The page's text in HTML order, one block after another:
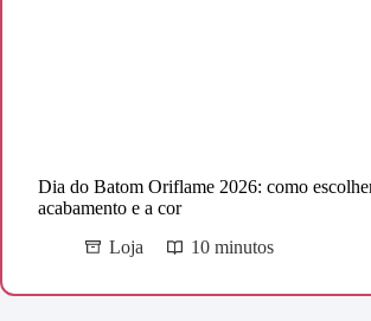
Dia do Batom Oriflame 2026: como
acabamento e a cor
Loja
10 minutos